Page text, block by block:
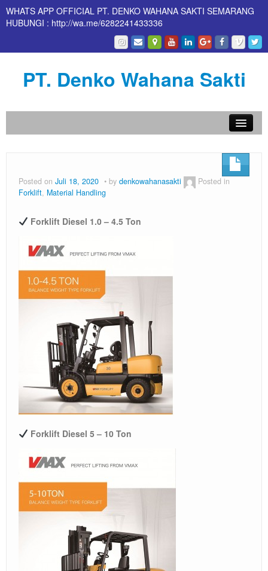
WHATS APP OFFICIAL PT. DENKO WAHANA SAKTI SEMARANG
HUBUNGI : http://wa.me/6282241433336
PT. Denko Wahana Sakti
Products
Contact Us
Posted on Juli 18, 2020 by denkowahanasakti
Posted in
Forklift, Material Handling
Forklift Diesel 1.0 – 4.5 Ton
Forklift Diesel 5 – 10 Ton